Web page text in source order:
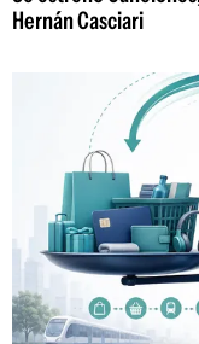
Hernán Casciari